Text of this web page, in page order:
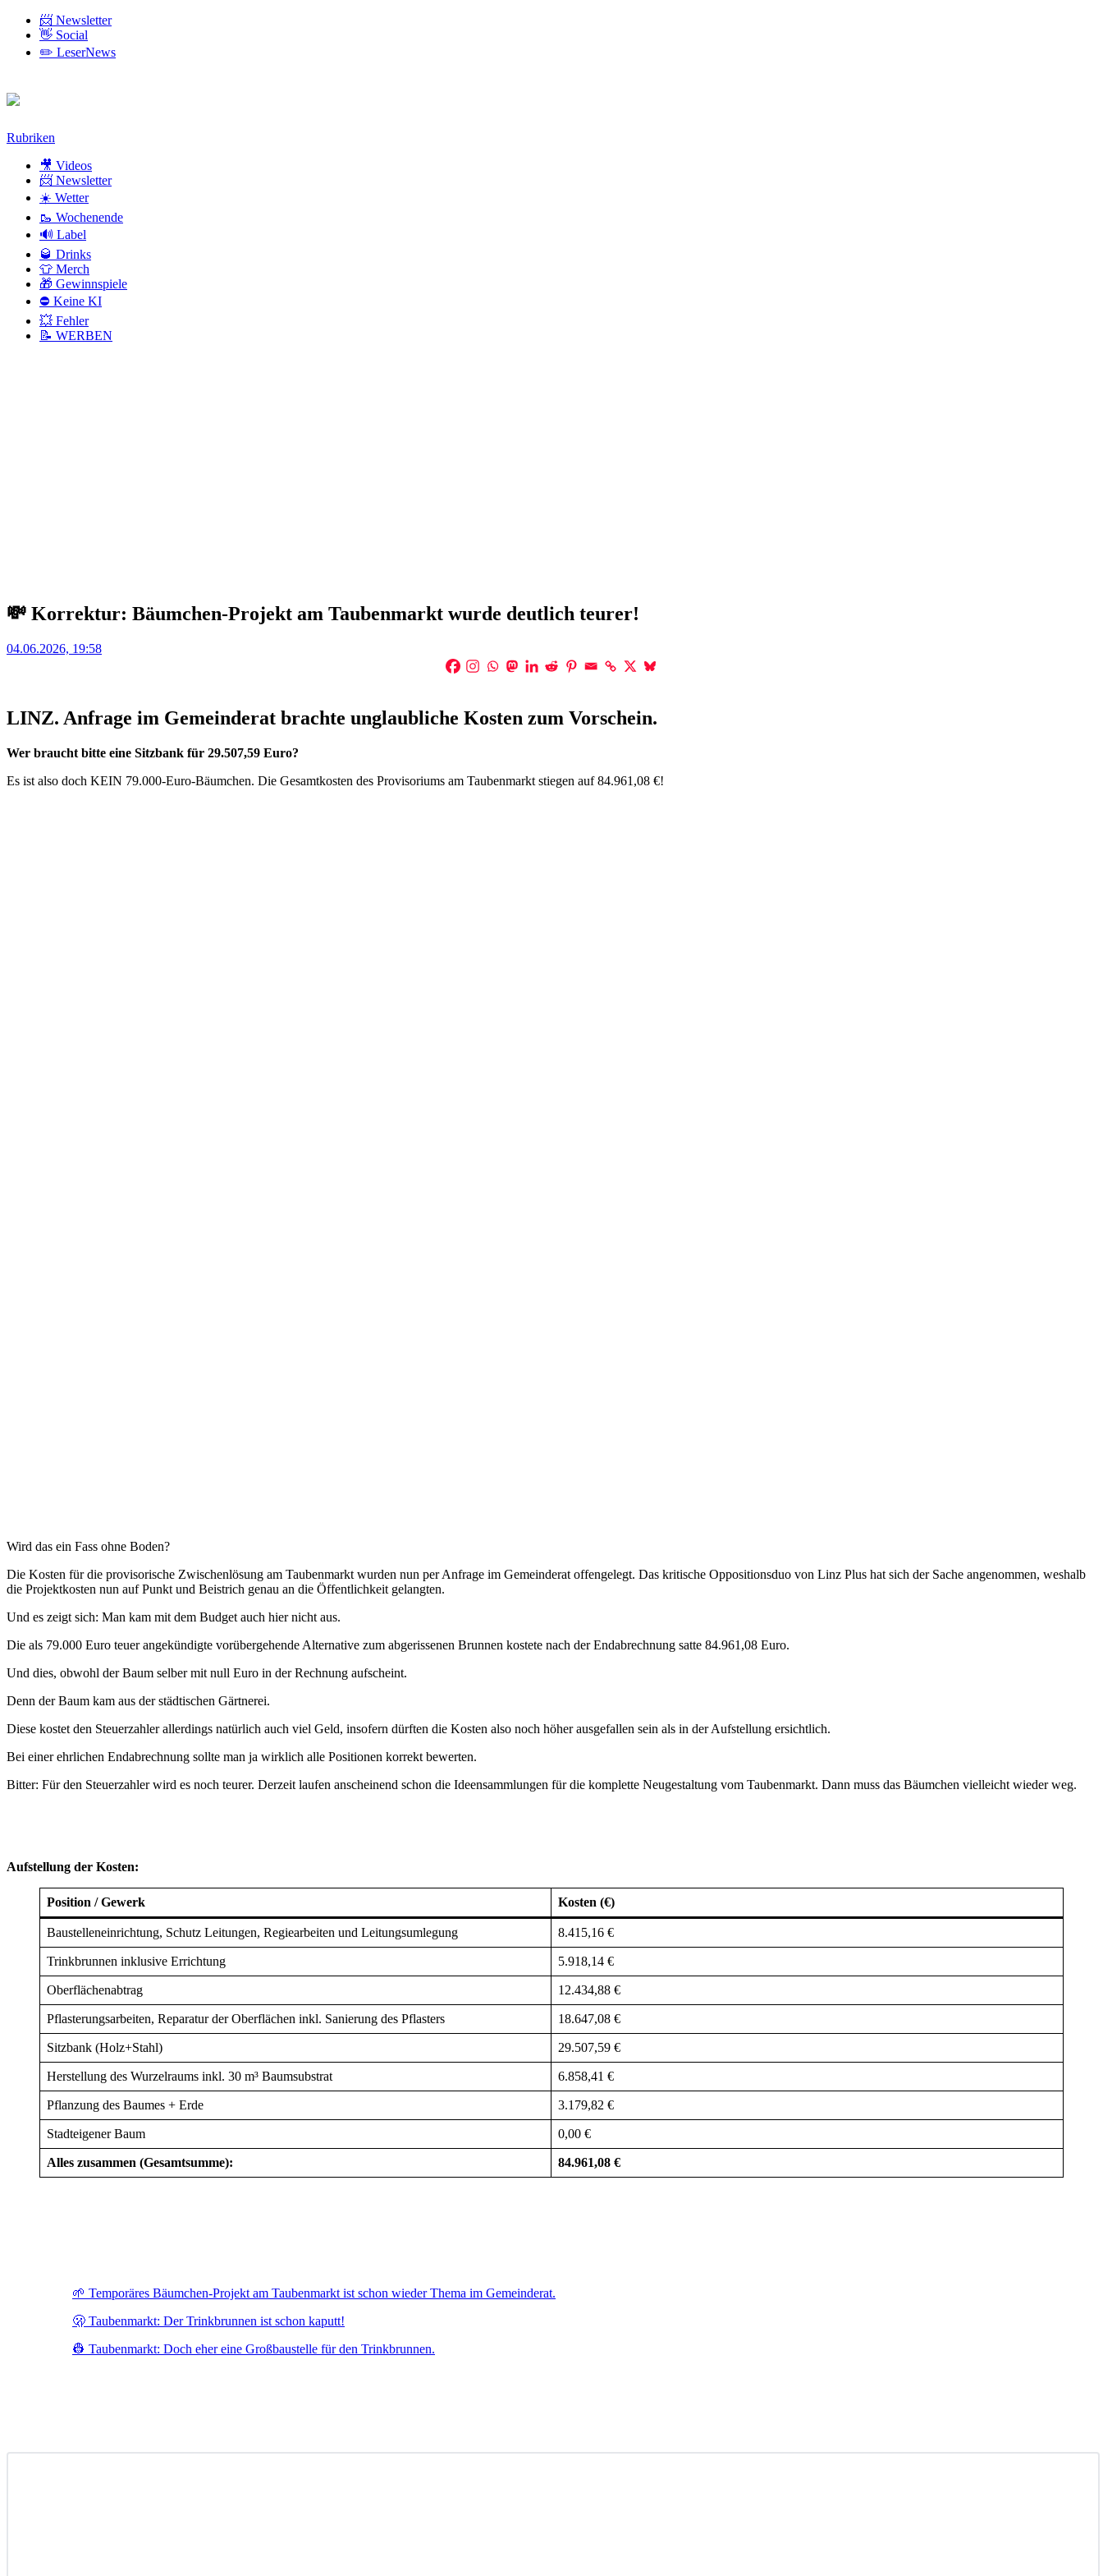
📨 Newsletter
👋 Social
✏️ LeserNews
Zum
Rubriken
🎥 Videos
📨 Newsletter
☀️ Wetter
🥾 Wochenende
🔊 Label
🥃 Drinks
👕 Merch
🎁 Gewinnspiele
⛔ Keine KI
💥 Fehler
📝 WERBEN
💸 Korrektur: Bäumchen-Projekt am Taubenmarkt wurde deutlich teurer!
Posted
04.06.2026, 19:58
LINZ. Anfrage im Gemeinderat brachte unglaubliche Kosten zum Vorschein.
Wer braucht bitte eine Sitzbank für 29.507,59 Euro?
Es ist also doch KEIN 79.000-Euro-Bäumchen. Die Gesamtkosten des Provisoriums am Taubenmarkt stiegen auf 84.961,08 €!
Wird das ein Fass ohne Boden?
Die Kosten für die provisorische Zwischenlösung am Taubenmarkt wurden nun per Anfrage im Gemeinderat offengelegt. Das kritische Oppositionsduo von Linz Plus hat sich der Sache angenommen, weshalb
die Projektkosten nun auf Punkt und Beistrich genau an die Öffentlichkeit gelangten.
Und es zeigt sich: Man kam mit dem Budget auch hier nicht aus.
Die als 79.000 Euro teuer angekündigte vorübergehende Alternative zum abgerissenen Brunnen kostete nach der Endabrechnung satte 84.961,08 Euro.
Und dies, obwohl der Baum selber mit null Euro in der Rechnung aufscheint.
Denn der Baum kam aus der städtischen Gärtnerei.
Diese kostet den Steuerzahler allerdings natürlich auch viel Geld, insofern dürften die Kosten also noch höher ausgefallen sein als in der Aufstellung ersichtlich.
Bei einer ehrlichen Endabrechnung sollte man ja wirklich alle Positionen korrekt bewerten.
Bitter: Für den Steuerzahler wird es noch teurer. Derzeit laufen anscheinend schon die Ideensammlungen für die komplette Neugestaltung vom Taubenmarkt. Dann muss das Bäumchen vielleicht wieder weg.
Aufstellung der Kosten:
Position / Gewerk Kosten (€)
Baustelleneinrichtung, Schutz Leitungen, Regiearbeiten und Leitungsumlegung 8.415,16 €
Trinkbrunnen inklusive Errichtung 5.918,14 €
Oberflächenabtrag 12.434,88 €
Pflasterungsarbeiten, Reparatur der Oberflächen inkl. Sanierung des Pflasters 18.647,08 €
Sitzbank (Holz+Stahl) 29.507,59 €
Herstellung des Wurzelraums inkl. 30 m³ Baumsubstrat 6.858,41 €
Pflanzung des Baumes + Erde 3.179,82 €
Stadteigener Baum 0,00 €
Alles zusammen (Gesamtsumme): 84.961,08 €
🌱 Temporäres Bäumchen-Projekt am Taubenmarkt ist schon wieder Thema im Gemeinderat.
🫢 Taubenmarkt: Der Trinkbrunnen ist schon kaputt!
👷 Taubenmarkt: Doch eher eine Großbaustelle für den Trinkbrunnen.